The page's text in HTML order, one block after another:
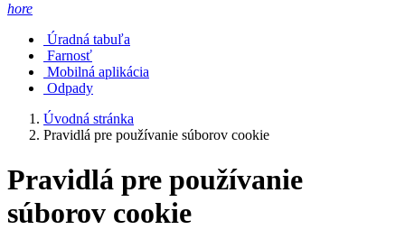
hore
Úradná tabuľa
Farnosť
Mobilná aplikácia
Odpady
Úvodná stránka
Pravidlá pre používanie súborov cookie
Pravidlá pre používanie
súborov cookie